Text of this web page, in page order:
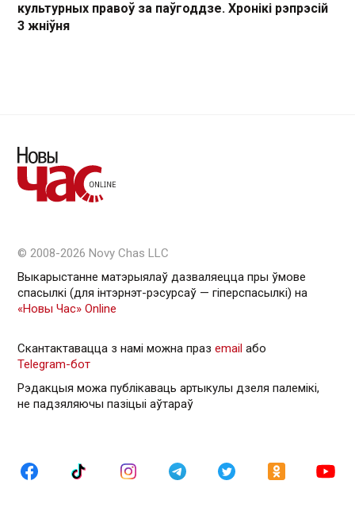
культурных правоў за паўгоддзе. Хронікі рэпрэсій
3 жніўня
© 2008-2026 Novy Chas LLC
Выкарыстанне матэрыялаў дазваляецца пры ўмове
спасылкі (для інтэрнэт-рэсурсаў — гiперспасылкi) на
«Новы Час» Online
Скантактавацца з намі можна праз email або
Telegram-бот
Рэдакцыя можа публікаваць артыкулы дзеля палемікі,
не падзяляючы пазіцыі аўтараў